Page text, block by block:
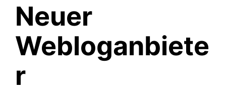
Neuer
Webloganbiete
r